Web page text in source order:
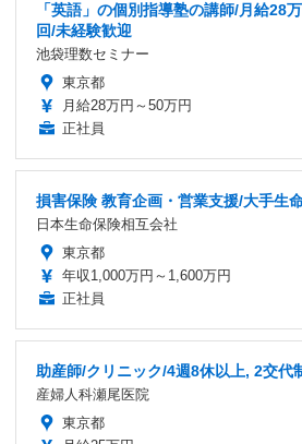
「英語」の個別指導塾の講師/月給28
回/未経験歓迎
池袋理数セミナー
東京都
月給28万円～50万円
正社員
損害保険 教育企画・営業支援/大手生
日本生命保険相互会社
東京都
年収1,000万円～1,600万円
正社員
助産師/クリニック/4週8休以上, 2交代
産婦人科瀬尾医院
東京都